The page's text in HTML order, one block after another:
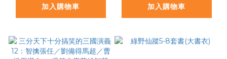
加入購物車 加入購物車